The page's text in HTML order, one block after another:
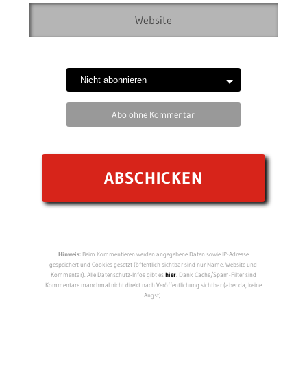
Abo ohne Kommentar
Hinweis:Beim Kommentieren werden angegebene Daten sowie IP-Adresse
gespeichert und Cookies gesetzt (öffentlich sichtbar sind nur Name, Website und
Kommentar). Alle Datenschutz-Infos gibt eshier. Dank Cache/Spam-Filter sind
Kommentare manchmal nicht direkt nach Veröffentlichung sichtbar (aber da, keine
Angst).